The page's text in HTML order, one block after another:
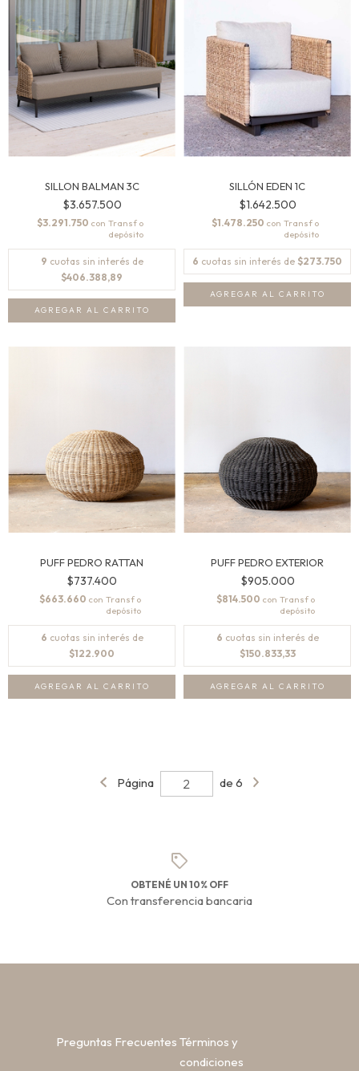
SILLON BALMAN 3C
$3.657.500
$3.291.750 con
9 cuotas sin interés de
$406.388,89
SILLÓN EDEN 1C
$1.642.500
$1.478.250 con
6 cuotas sin interés de $273.750
PUFF PEDRO RATTAN
$737.400
$663.660 con
6 cuotas sin interés de
$122.900
PUFF PEDRO EXTERIOR
$905.000
$814.500 con
6 cuotas sin interés de
$150.833,33
Página de 6
OBTENÉ UN 10% OFF
Con transferencia bancaria
Preguntas Frecuentes Términos y
condiciones